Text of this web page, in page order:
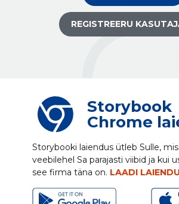
REGISTREERU
Storybook
Chrome
Storybooki laiendus ütleb Sulle,
veebilehel Sa parajasti viibid ja kui
see firma täna on. LAADI